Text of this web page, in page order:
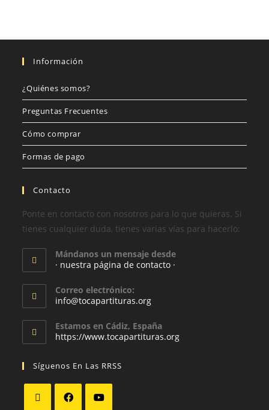
Información
¿Quiénes somos?
Preguntas Frecuentes
Cómo comprar
Formas de pago
Contacto
Ponte en contacto con nosotros para lo que quieras. Si
tienes cualquier duda, tienes varias vías para hacerlo:
Mándanos un mensaje desde
· nuestra página de contacto ·
Correo electrónico:
info@tocapartituras.org
Estamos en Cádiz, España
https://www.tocapartituras.org
Síguenos En Las RRSS